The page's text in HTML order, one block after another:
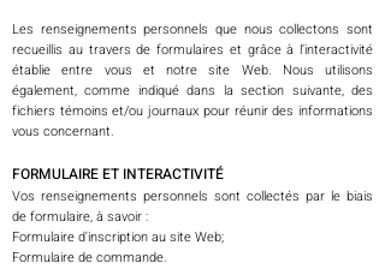
Les renseignements personnels que nous collectons sont
recueillis au travers de formulaires et grâce à l’interactivité
établie entre vous et notre site Web. Nous utilisons
également, comme indiqué dans la section suivante, des
fichiers témoins et/ou journaux pour réunir des informations
vous concernant.
FORMULAIRE ET INTERACTIVITÉ
Vos renseignements personnels sont collectés par le biais
de formulaire, à savoir :
Formulaire d'inscription au site Web;
Formulaire de commande.